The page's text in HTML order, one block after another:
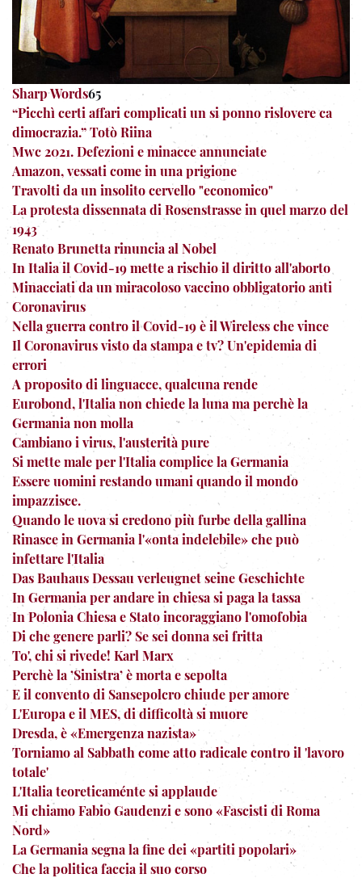
Sharp Words65
“Picchì certi affari complicati un si ponno rislovere ca
dimocrazia.” Totò Riina
Mwc 2021. Defezioni e minacce annunciate
Amazon, vessati come in una prigione
Travolti da un insolito cervello "economico"
La protesta dissennata di Rosenstrasse in quel marzo del
1943
Renato Brunetta rinuncia al Nobel
In Italia il Covid-19 mette a rischio il diritto all'aborto
Minacciati da un miracoloso vaccino obbligatorio anti
Coronavirus
Nella guerra contro il Covid-19 è il Wireless che vince
Il Coronavirus visto da stampa e tv? Un'epidemia di
errori
A proposito di linguacce, qualcuna rende
Eurobond, l'Italia non chiede la luna ma perchè la
Germania non molla
Cambiano i virus, l'austerità pure
Si mette male per l'Italia complice la Germania
Essere uomini restando umani quando il mondo
impazzisce.
Quando le uova si credono più furbe della gallina
Rinasce in Germania l'«onta indelebile» che può
infettare l'Italia
Das Bauhaus Dessau verleugnet seine Geschichte
In Germania per andare in chiesa si paga la tassa
In Polonia Chiesa e Stato incoraggiano l'omofobia
Di che genere parli? Se sei donna sei fritta
To', chi si rivede! Karl Marx
Perchè la ’Sinistra’ è morta e sepolta
E il convento di Sansepolcro chiude per amore
L'Europa e il MES, di difficoltà si muore
Dresda, è «Emergenza nazista»
Torniamo al Sabbath come atto radicale contro il 'lavoro
totale'
L'Italia teoreticaménte si applaude
Mi chiamo Fabio Gaudenzi e sono «Fascisti di Roma
Nord»
La Germania segna la fine dei «partiti popolari»
Che la politica faccia il suo corso